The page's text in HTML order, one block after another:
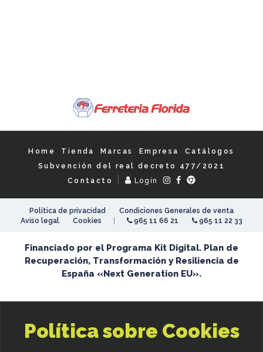
Política sobre Cookies
Home Tienda Marcas Empresa
Catálogos
Subvención del real decreto 477/2021
Contacto
Login
Política de privacidad
Condiciones Generales de venta
Aviso legal
Cookies 965 11 66 21 965 11 22 33
Financiado por el Programa Kit Digital. Plan de
Recuperación, Transformación y Resiliencia de
España «Next Generation EU».